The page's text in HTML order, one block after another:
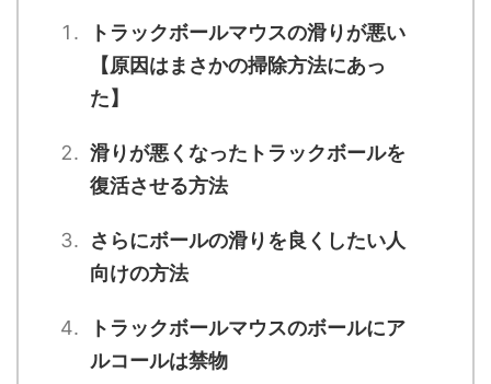
トラックボールマウスの滑りが悪い
【原因はまさかの掃除方法にあっ
た】
滑りが悪くなったトラックボールを
復活させる方法
さらにボールの滑りを良くしたい人
向けの方法
トラックボールマウスのボールにア
ルコールは禁物